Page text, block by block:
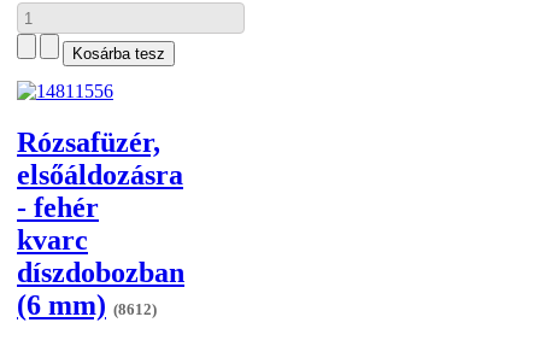
Rózsafüzér,
elsőáldozásra
- fehér
kvarc
díszdobozban
(6 mm) (8612)